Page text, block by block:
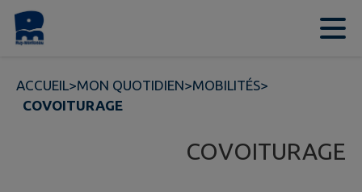
Contenu
ACCUEIL>MON QUOTIDIEN>MOBILITÉS>
COVOITURAGE
COVOITURAGE